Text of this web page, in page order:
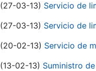
(27-03-13) Servicio de
(27-03-13) Servicio de
(20-02-13) Servicio de
(13-02-13) Suministro